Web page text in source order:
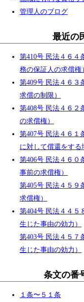
管理人のブログ
最近の
第410号 民法４６４
務の保証人の求償権
第409号 民法４６３
求償の制限）
第408号 民法４６２
の求償権）
第407号 民法４６１
に対して償還をする
第406号 民法４６０
事前の求償権）
第405号 民法４５９
求償権）
第404号 民法４４５
生じた事由の効力）
第403号 民法４５７
生じた事由の効力）
条文の番
１条〜５１条